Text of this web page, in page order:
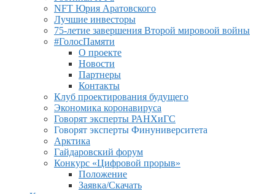
NFT Юрия Аратовского
Лучшие инвесторы
75-летие завершения Второй мировоой войны
#ГолосПамяти
О проекте
Новости
Партнеры
Контакты
Клуб проектирования будущего
Экономика коронавируса
Говорят эксперты РАНХиГС
Говорят эксперты Финуниверситета
Арктика
Гайдаровский форум
Конкурс «Цифровой прорыв»
Положение
Заявка/Скачать